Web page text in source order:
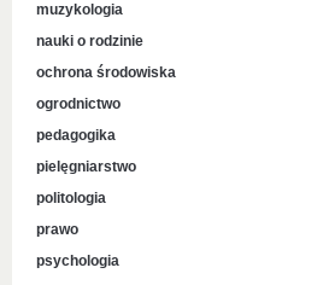
muzykologia
nauki o rodzinie
ochrona środowiska
ogrodnictwo
pedagogika
pielęgniarstwo
politologia
prawo
psychologia